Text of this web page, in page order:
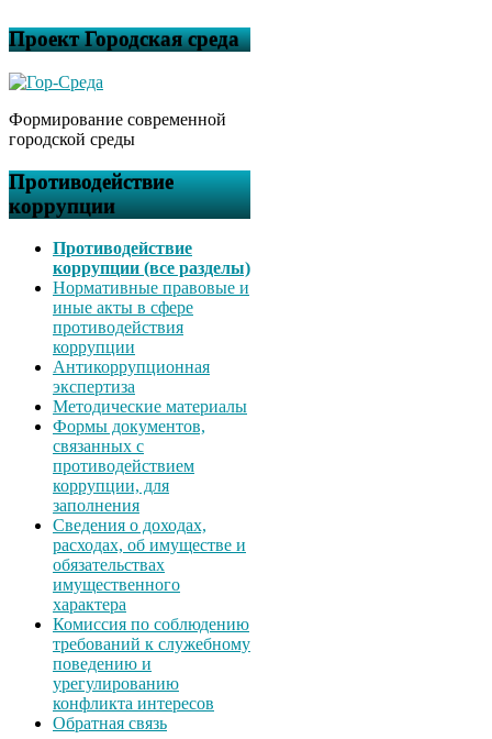
Проект Городская среда
Формирование современной
городской среды
Противодействие
коррупции
Противодействие
коррупции (все разделы)
Нормативные правовые и
иные акты в сфере
противодействия
коррупции
Антикоррупционная
экспертиза
Методические материалы
Формы документов,
связанных с
противодействием
коррупции, для
заполнения
Сведения о доходах,
расходах, об имуществе и
обязательствах
имущественного
характера
Комиссия по соблюдению
требований к служебному
поведению и
урегулированию
конфликта интересов
Обратная связь